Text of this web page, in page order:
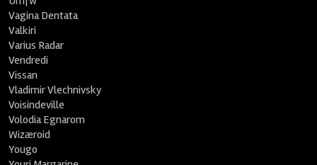
Vagina Dentata
Valkiri
Varius Radar
Vendredi
Vissan
Vladimir Vlechnivsky
Voisindeville
Volodia Egnarom
Wizæroid
Yougo